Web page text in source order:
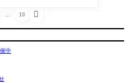
… 10 
中